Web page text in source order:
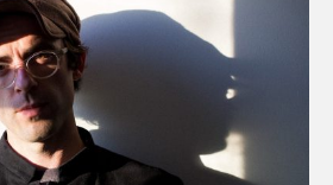
hip hop y tintes góticos han
para la subsequente escena